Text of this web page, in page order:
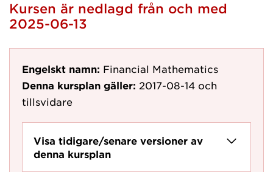
Kursen är nedlagd från och med
2025-06-13
Engelskt namn: Financial Mathematics
Denna kursplan gäller: 2017-08-14 och
tillsvidare
Visa tidigare/senare versioner av
denna kursplan